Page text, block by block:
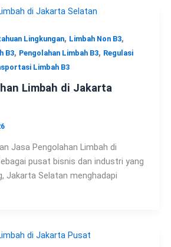
Lingkungan, Limbah Non B3,
B3, Pengolahan Limbah B3, Regulasi
Limbah B3
Limbah di Jakarta
Jasa Pengolahan Limbah di
pusat bisnis dan industri yang
Jakarta Selatan menghadapi